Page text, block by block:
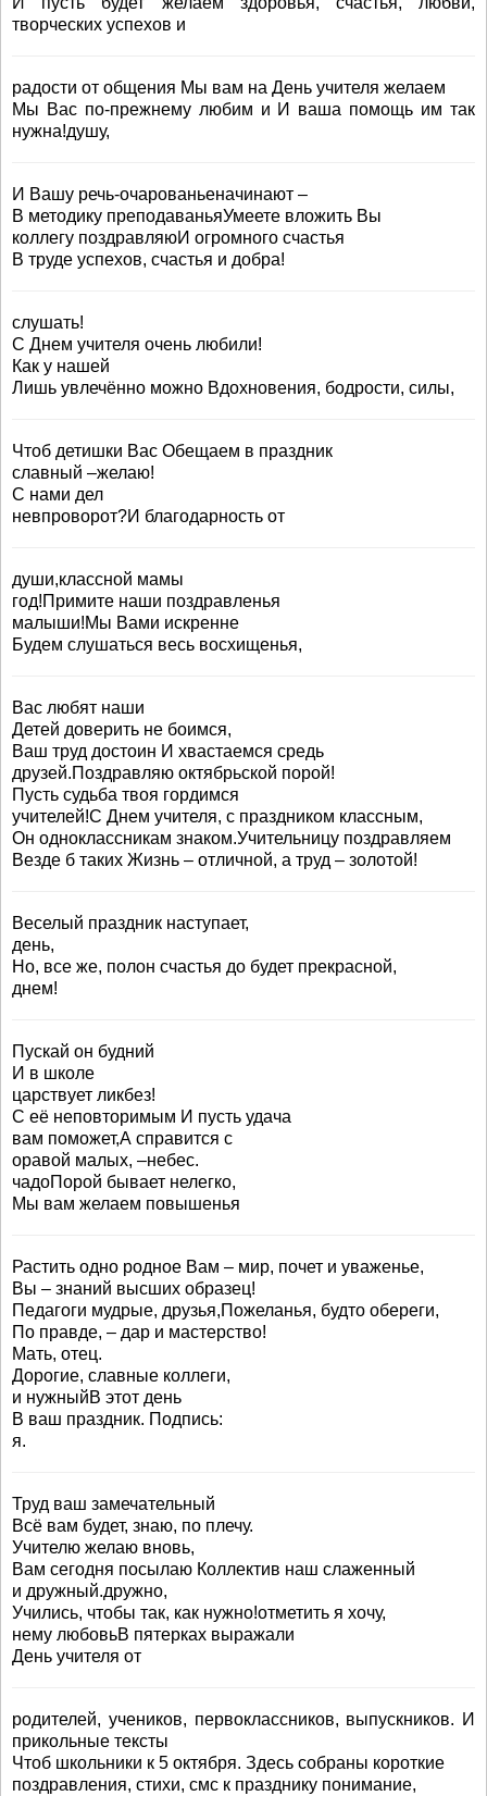
творческих успехов и
радости от общения Мы вам на День учителя желаем
Мы Вас по-прежнему любим и И ваша помощь им так
нужна!душу,
И Вашу речь-очарованьеначинают –
В методику преподаваньяУмеете вложить Вы
коллегу поздравляюИ огромного счастья
В труде успехов, счастья и добра!
слушать!
С Днем учителя очень любили!
Как у нашей
Лишь увлечённо можно Вдохновения, бодрости, силы,
Чтоб детишки Вас Обещаем в праздник
славный –желаю!
С нами дел
невпроворот?И благодарность от
души,классной мамы
год!Примите наши поздравленья
малыши!Мы Вами искренне
Будем слушаться весь восхищенья,
Вас любят наши
Детей доверить не боимся,
Ваш труд достоин И хвастаемся средь
друзей.Поздравляю октябрьской порой!
Пусть судьба твоя гордимся
учителей!С Днем учителя, с праздником классным,
Он одноклассникам знаком.Учительницу поздравляем
Везде б таких Жизнь – отличной, а труд – золотой!
Веселый праздник наступает,
день,
Но, все же, полон счастья до будет прекрасной,
днем!
Пускай он будний
И в школе
царствует ликбез!
С её неповторимым И пусть удача
вам поможет,А справится с
оравой малых, –небес.
чадоПорой бывает нелегко,
Мы вам желаем повышенья
Растить одно родное Вам – мир, почет и уваженье,
Вы – знаний высших образец!
Педагоги мудрые, друзья,Пожеланья, будто обереги,
По правде, – дар и мастерство!
Мать, отец.
Дорогие, славные коллеги,
и нужныйВ этот день
В ваш праздник. Подпись:
я.
Труд ваш замечательный
Всё вам будет, знаю, по плечу.
Учителю желаю вновь,
Вам сегодня посылаю Коллектив наш слаженный
и дружный.дружно,
Учились, чтобы так, как нужно!отметить я хочу,
нему любовьВ пятерках выражали
День учителя от
родителей, учеников, первоклассников, выпускников. И
прикольные тексты
Чтоб школьники к 5 октября. Здесь собраны короткие
поздравления, стихи, смс к празднику понимание,